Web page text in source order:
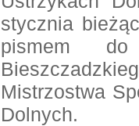
stycznia
pismem
Mistrzostwa
Dolnych.